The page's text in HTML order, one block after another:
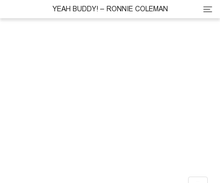
YEAH BUDDY! – RONNIE COLEMAN